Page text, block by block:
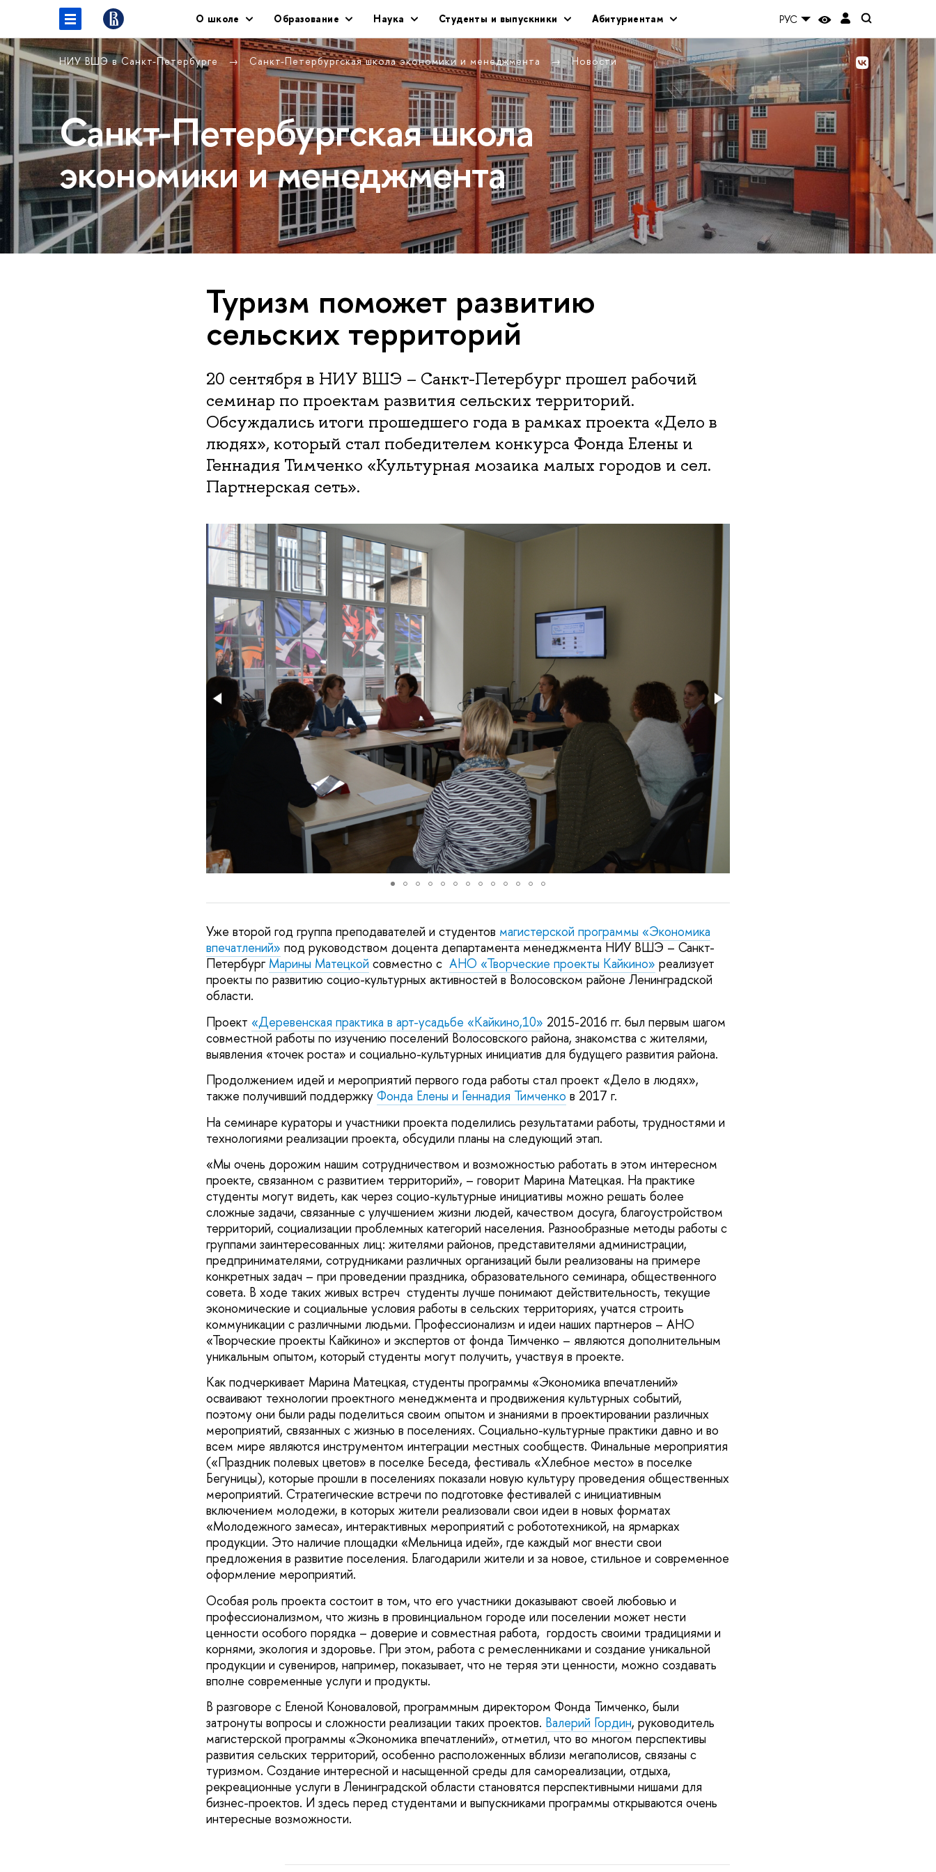
О школе Образование Наука Студенты и выпускники Абитуриентам РУС
НИУ ВШЭ в Санкт-Петербурге Санкт-Петербургская школа экономики и менеджмента Новости
Санкт-Петербургская школа
экономики и менеджмента
Туризм поможет развитию
сельских территорий
20 сентября в НИУ ВШЭ – Санкт-Петербург прошел рабочий
семинар по проектам развития сельских территорий.
Обсуждались итоги прошедшего года в рамках проекта «Дело в
людях», который стал победителем конкурса Фонда Елены и
Геннадия Тимченко «Культурная мозаика малых городов и сел.
Партнерская сеть».
Уже второй год группа преподавателей и студентов магистерской программы «Экономика
впечатлений» под руководством доцента департамента менеджмента НИУ ВШЭ – Санкт-
Петербург Марины Матецкой совместно с АНО «Творческие проекты Кайкино» реализует
проекты по развитию социо-культурных активностей в Волосовском районе Ленинградской
области.
Проект «Деревенская практика в арт-усадьбе «Кайкино,10» 2015-2016 гг. был первым шагом
совместной работы по изучению поселений Волосовского района, знакомства с жителями,
выявления «точек роста» и социально-культурных инициатив для будущего развития района.
Продолжением идей и мероприятий первого года работы стал проект «Дело в людях»,
также получивший поддержку Фонда Елены и Геннадия Тимченко в 2017 г.
На семинаре кураторы и участники проекта поделились результатами работы, трудностями и
технологиями реализации проекта, обсудили планы на следующий этап.
«Мы очень дорожим нашим сотрудничеством и возможностью работать в этом интересном
проекте, связанном с развитием территорий», – говорит Марина Матецкая. На практике
студенты могут видеть, как через социо-культурные инициативы можно решать более
сложные задачи, связанные с улучшением жизни людей, качеством досуга, благоустройством
территорий, социализации проблемных категорий населения. Разнообразные методы работы с
группами заинтересованных лиц: жителями районов, представителями администрации,
предпринимателями, сотрудниками различных организаций были реализованы на примере
конкретных задач – при проведении праздника, образовательного семинара, общественного
совета. В ходе таких живых встреч студенты лучше понимают действительность, текущие
экономические и социальные условия работы в сельских территориях, учатся строить
коммуникации с различными людьми. Профессионализм и идеи наших партнеров – АНО
«Творческие проекты Кайкино» и экспертов от фонда Тимченко – являются дополнительным
уникальным опытом, который студенты могут получить, участвуя в проекте.
Как подчеркивает Марина Матецкая, студенты программы «Экономика впечатлений»
осваивают технологии проектного менеджмента и продвижения культурных событий,
поэтому они были рады поделиться своим опытом и знаниями в проектировании различных
мероприятий, связанных с жизнью в поселениях. Социально-культурные практики давно и во
всем мире являются инструментом интеграции местных сообществ. Финальные мероприятия
(«Праздник полевых цветов» в поселке Беседа, фестиваль «Хлебное место» в поселке
Бегуницы), которые прошли в поселениях показали новую культуру проведения общественных
мероприятий. Стратегические встречи по подготовке фестивалей с инициативным
включением молодежи, в которых жители реализовали свои идеи в новых форматах
«Молодежного замеса», интерактивных мероприятий с робототехникой, на ярмарках
продукции. Это наличие площадки «Мельница идей», где каждый мог внести свои
предложения в развитие поселения. Благодарили жители и за новое, стильное и современное
оформление мероприятий.
Особая роль проекта состоит в том, что его участники доказывают своей любовью и
профессионализмом, что жизнь в провинциальном городе или поселении может нести
ценности особого порядка – доверие и совместная работа, гордость своими традициями и
корнями, экология и здоровье. При этом, работа с ремесленниками и создание уникальной
продукции и сувениров, например, показывает, что не теряя эти ценности, можно создавать
вполне современные услуги и продукты.
В разговоре с Еленой Коноваловой, программным директором Фонда Тимченко, были
затронуты вопросы и сложности реализации таких проектов. Валерий Гордин, руководитель
магистерской программы «Экономика впечатлений», отметил, что во многом перспективы
развития сельских территорий, особенно расположенных вблизи мегаполисов, связаны с
туризмом. Создание интересной и насыщенной среды для самореализации, отдыха,
рекреационные услуги в Ленинградской области становятся перспективными нишами для
бизнес-проектов. И здесь перед студентами и выпускниками программы открываются очень
интересные возможности.